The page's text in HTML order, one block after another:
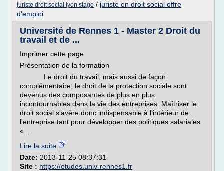
juriste droit social lyon stage / juriste en droit social offre
d'emploi
Université de Rennes 1 - Master 2 Droit du
travail et de ...
Imprimer cette page
Présentation de la formation
Le droit du travail, mais aussi de façon
complémentaire, le droit de la protection sociale sont
devenus des composantes de plus en plus
incontournables dans la vie des entreprises. Maîtriser le
droit social s'avère donc indispensable à l'intérieur de
l'entreprise tant pour développer des politiques salariales
«...
Lire la suite
Date: 2013-11-25 08:37:31
Site : https://etudes.univ-rennes1.fr